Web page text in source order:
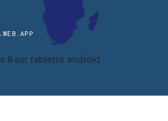
8 sur tablette android